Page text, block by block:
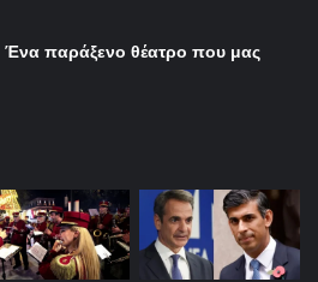
παράξενο θέατρο που μας